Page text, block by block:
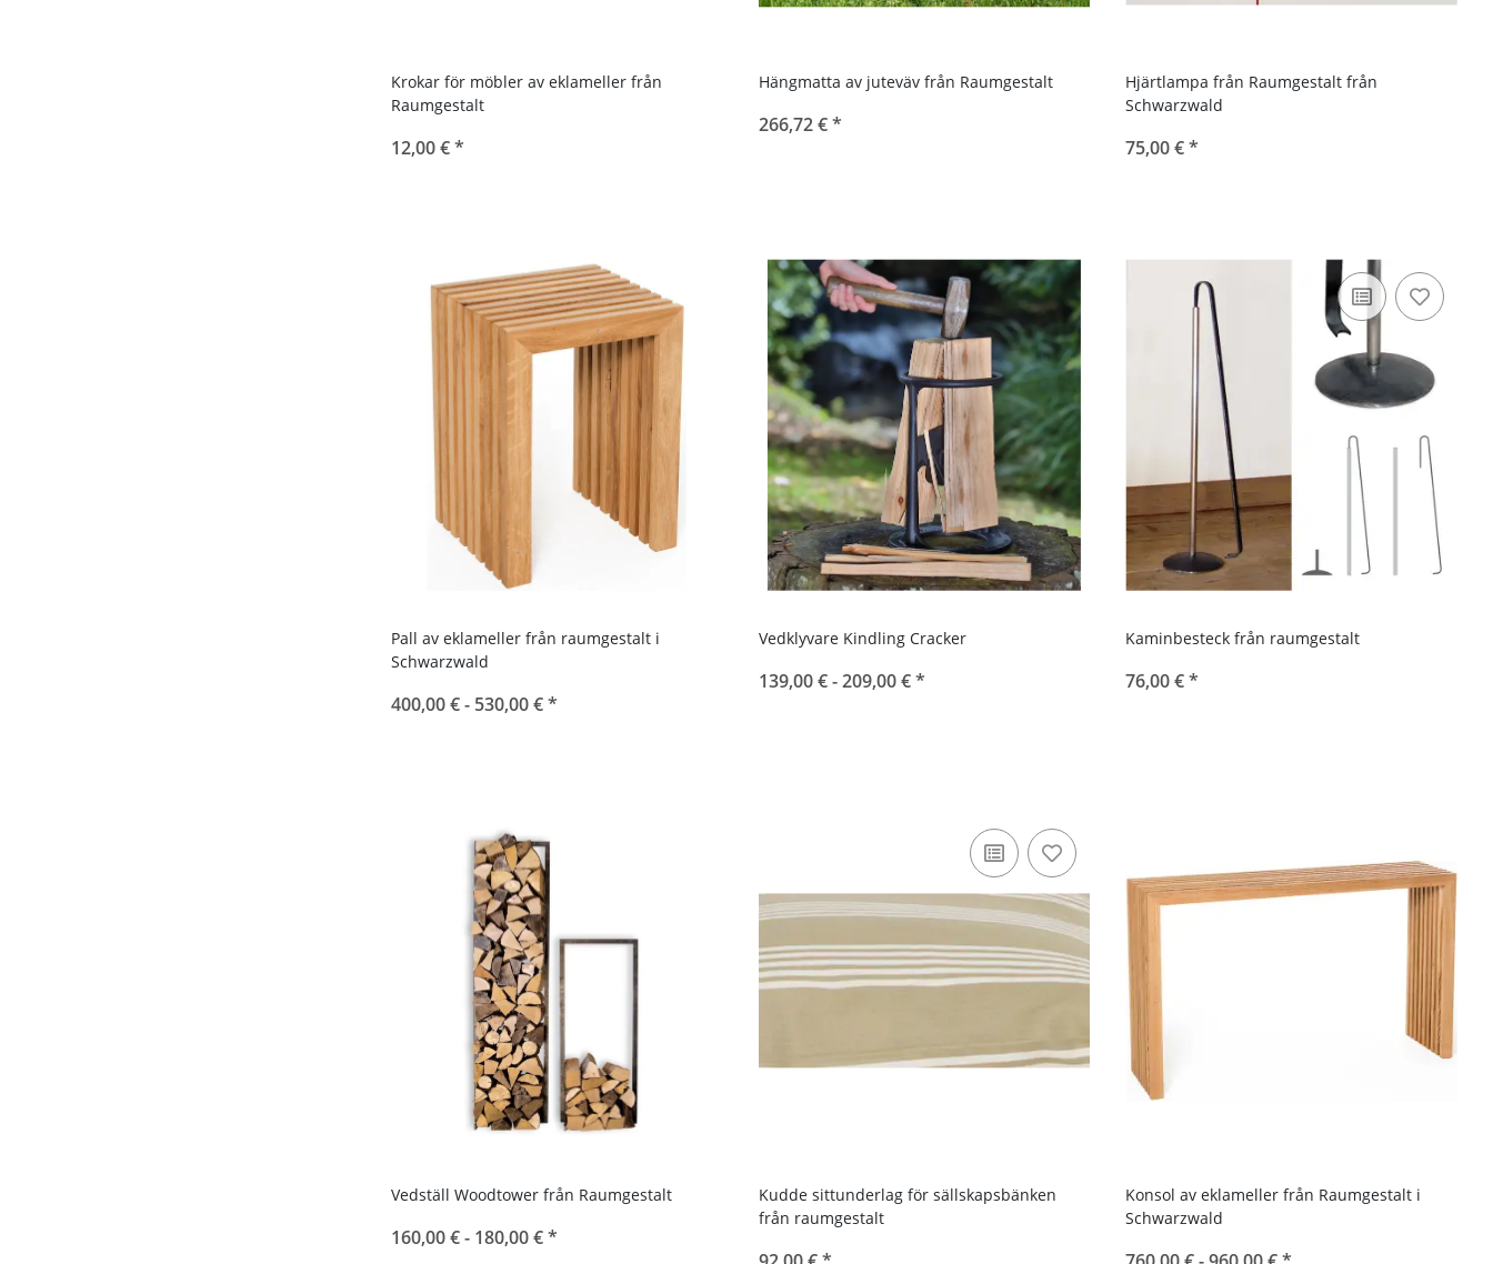
Krokar för möbler av eklameller från
Raumgestalt
12,00 €*
Hängmatta av juteväv från Raumgestalt
266,72 €*
Hjärtlampa från Raumgestalt från
Schwarzwald
75,00 €*
Pall av eklameller från raumgestalt i
Schwarzwald
400,00 € - 530,00 €*
Vedklyvare Kindling Cracker
139,00 € -209,00 €*
Kaminbesteck från raumgestalt
76,00 €*
Vedställ Woodtower från Raumgestalt
160,00 € - 180,00 €*
Kudde sittunderlag för sällskapsbänken
från raumgestalt
Konsol av eklameller från Raumgestalt i
Schwarzwald